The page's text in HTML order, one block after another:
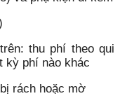
thu phí theo qui
kỳ phí nào khác
rách hoặc mờ